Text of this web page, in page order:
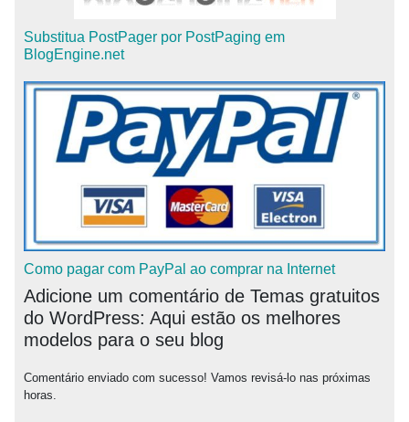
Substitua PostPager por PostPaging em
BlogEngine.net
Como pagar com PayPal ao comprar na Internet
Adicione um comentário de Temas gratuitos
do WordPress: Aqui estão os melhores
modelos para o seu blog
Comentário enviado com sucesso! Vamos revisá-lo nas próximas
horas.